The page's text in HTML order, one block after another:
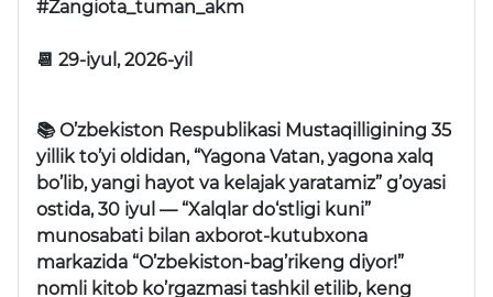
#Zangiota_tuman_akm
📆 29-iyul, 2026-yil
📚 O’zbekiston Respublikasi Mustaqilligining 35
yillik to’yi oldidan, “Yagona Vatan, yagona xalq
bo’lib, yangi hayot va kelajak yaratamiz” g’oyasi
ostida, 30 iyul —“Xalqlar do‘stligi kuni”
munosabati bilan axborot-kutubxona
markazida “O’zbekiston-bag’rikeng diyor!”
nomli kitob ko’rgazmasi tashkil etilib, keng